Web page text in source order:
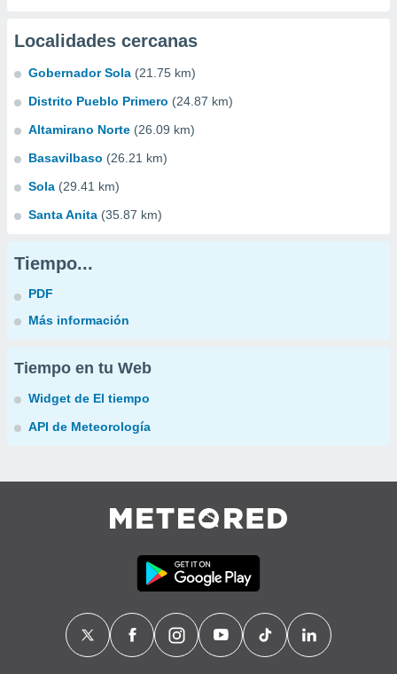
Localidades cercanas
Gobernador Sola (21.75 km)
Distrito Pueblo Primero (24.87 km)
Altamirano Norte (26.09 km)
Basavilbaso (26.21 km)
Sola (29.41 km)
Santa Anita (35.87 km)
Tiempo...
PDF
Más información
Tiempo en tu Web
Widget de El tiempo
API de Meteorología